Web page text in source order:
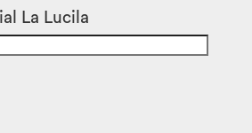
La Lucila